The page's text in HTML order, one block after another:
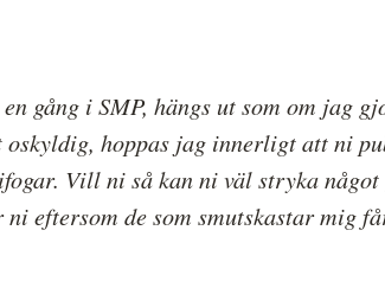
gång i SMP, hängs ut som om jag
hoppas jag innerligt att ni
Vill ni så kan ni väl stryka
eftersom de som smutskastar mig